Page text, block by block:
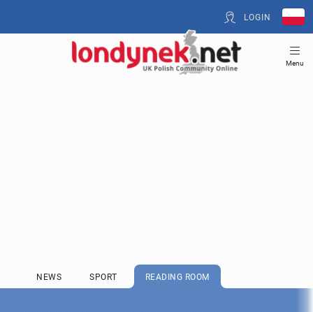
LOGIN
Menu
NEWS SPORT READING ROOM